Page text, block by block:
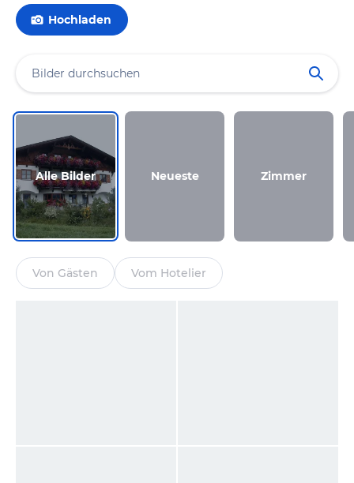
Hochladen
Alle Bilder Neueste Zimmer
Von Gästen Vom Hotelier